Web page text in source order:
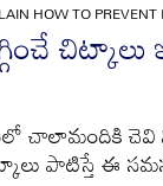
HOW TO PREVENT
చిట్కాలు
చాలామందికి చెవి
పాటిస్తే ఈ